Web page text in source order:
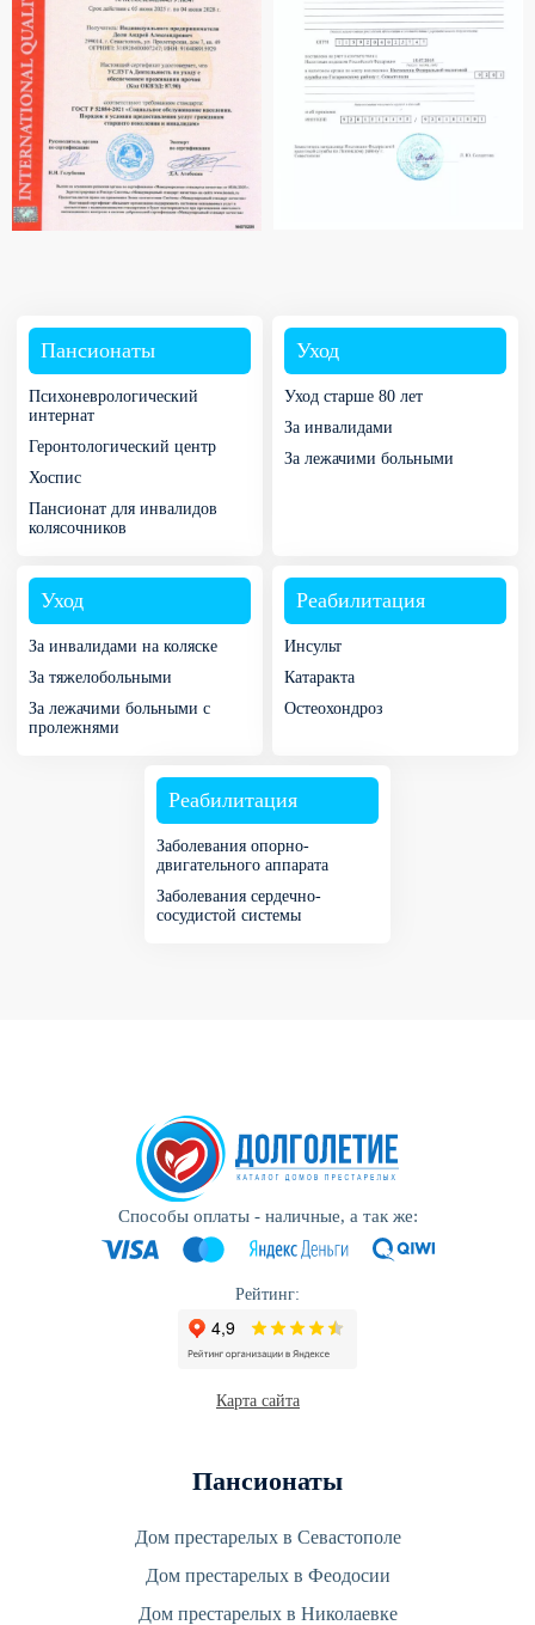
Пансионаты
Психоневрологический
интернат
Геронтологический центр
Хоспис
Пансионат для инвалидов
колясочников
Уход
Уход старше 80 лет
За инвалидами
За лежачими больными
Уход
За инвалидами на коляске
За тяжелобольными
За лежачими больными с
пролежнями
Реабилитация
Инсульт
Катаракта
Остеохондроз
Реабилитация
Заболевания опорно-
двигательного аппарата
Заболевания сердечно-
сосудистой системы
Способы оплаты - наличные, а так же:
Рейтинг:
Карта сайта
Пансионаты
Дом престарелых в Севастополе
Дом престарелых в Феодосии
Дом престарелых в Николаевке